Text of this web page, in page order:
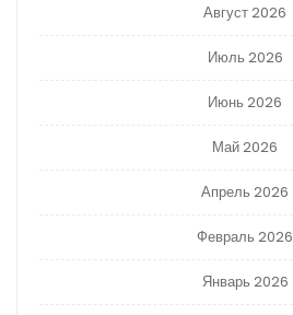
Август 2026
Июль 2026
Июнь 2026
Май 2026
Апрель 2026
Февраль 2026
Январь 2026